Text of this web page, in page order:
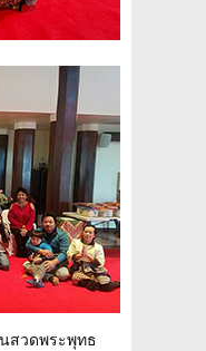
สวดพระพุทธ